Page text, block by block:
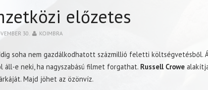
előzetes
30. KOIMBRA
soha nem gazdálkodhatott százmillió feletti költségvetésből.
áll-e neki, ha nagyszabású filmet forgathat. Russell Crowe
Majd jöhet az özönvíz.